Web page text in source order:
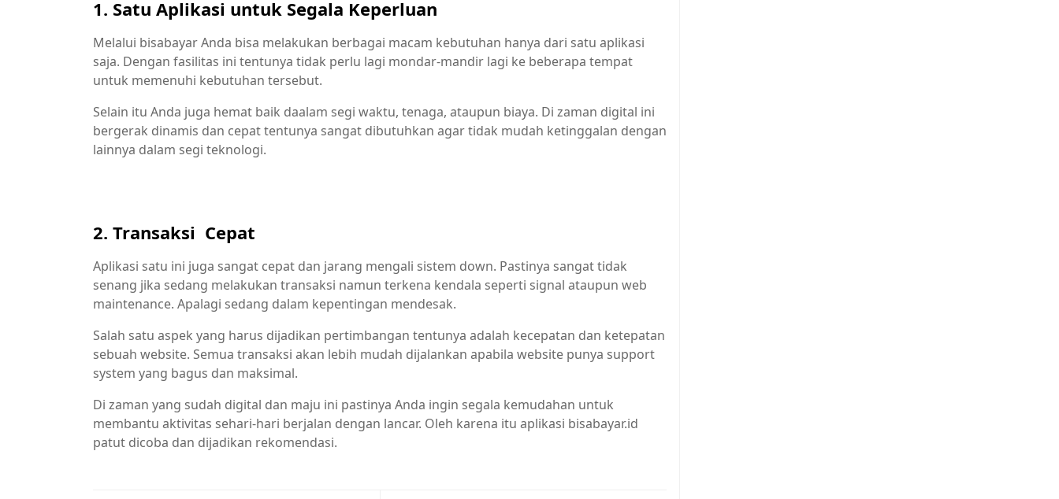
1. Satu Aplikasi untuk Segala Keperluan
Melalui bisabayar Anda bisa melakukan berbagai macam kebutuhan hanya dari satu aplikasi
saja. Dengan fasilitas ini tentunya tidak perlu lagi mondar-mandir lagi ke beberapa tempat
untuk memenuhi kebutuhan tersebut.
Selain itu Anda juga hemat baik daalam segi waktu, tenaga, ataupun biaya. Di zaman digital ini
bergerak dinamis dan cepat tentunya sangat dibutuhkan agar tidak mudah ketinggalan dengan
lainnya dalam segi teknologi.
2. Transaksi Cepat
Aplikasi satu ini juga sangat cepat dan jarang mengali sistem down. Pastinya sangat tidak
senang jika sedang melakukan transaksi namun terkena kendala seperti signal ataupun web
maintenance. Apalagi sedang dalam kepentingan mendesak.
Salah satu aspek yang harus dijadikan pertimbangan tentunya adalah kecepatan dan ketepatan
sebuah website. Semua transaksi akan lebih mudah dijalankan apabila website punya support
system yang bagus dan maksimal.
Di zaman yang sudah digital dan maju ini pastinya Anda ingin segala kemudahan untuk
membantu aktivitas sehari-hari berjalan dengan lancar. Oleh karena itu aplikasi bisabayar.id
patut dicoba dan dijadikan rekomendasi.